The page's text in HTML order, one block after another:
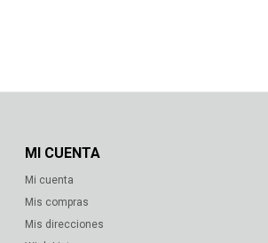
MI CUENTA
Mi cuenta
Mis compras
Mis direcciones